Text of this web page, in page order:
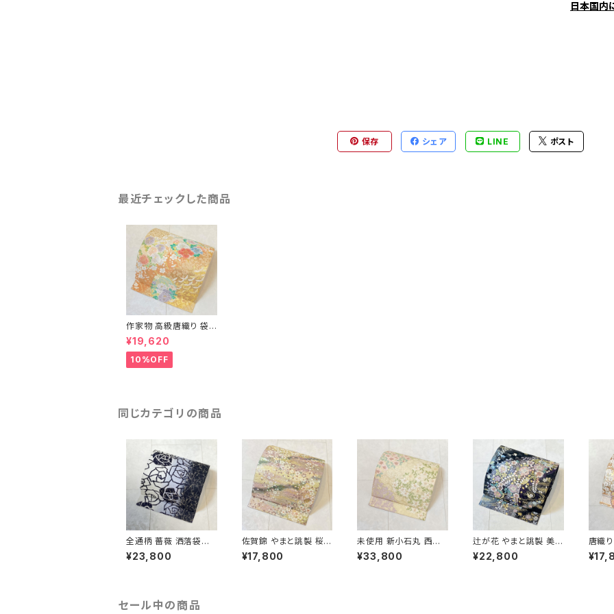
日本国内
保存 シェア LINE ポスト
最近チェックした商品
作家物 高級唐織り 袋
帯 吉祥花柄 金糸 白 紫
青 オレンジ ピンク 414
¥19,620
10%OFF
同じカテゴリの商品
全通柄 薔薇 洒落袋帯
銀糸 長尺 正絹 白 黒
青紫 659
¥23,800
佐賀錦 やまと誂製 桜づ
くし 袋帯 正絹 金銀糸
ラメ ピンク 白 722
¥17,800
未使用 新小石丸 西陣
織 御印華唐織 花柄 袋
帯 正絹 金糸 白 クリー
¥33,800
辻が花 やまと誂製 美品
正絹 金糸 袋帯 黒 紺
紫 パステルカラー 702
¥22,800
唐織
正絹
色 紫
セール中の商品